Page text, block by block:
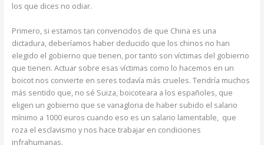
los que dices no odiar.
Primero, si estamos tan convencidos de que China es una
dictadura, deberíamos haber deducido que los chinos no han
elegido el gobierno que tienen, por tanto son víctimas del gobierno
que tienen. Actuar sobre esas víctimas como lo hacemos en un
boicot nos convierte en seres todavía más crueles. Tendría muchos
más sentido que, no sé Suiza, boicoteara a los españoles, que
eligen un gobierno que se vanagloria de haber subido el salario
mínimo a 1000 euros cuando eso es un salario lamentable, que
roza el esclavismo y nos hace trabajar en condiciones
infrahumanas.